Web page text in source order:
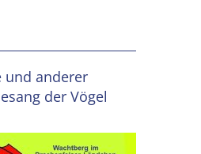
und anderer
der Vögel